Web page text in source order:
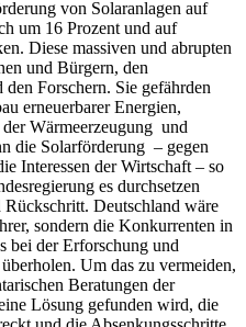
von Solaranlagen auf
um 16 Prozent und auf
Diese massiven und abrupten
und Bürgern, den
Forschern. Sie gefährden
erneuerbarer Energien,
Wärmeerzeugung und
die Solarförderung – gegen
Interessen der Wirtschaft – so
es durchsetzen
Deutschland wäre
sondern die Konkurrenten in
bei der Erforschung und
Um das zu vermeiden,
Beratungen der
Lösung gefunden wird, die